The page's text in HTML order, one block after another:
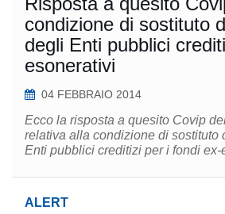
condizione di sostituto di imposta
degli Enti pubblici
esonerativi
04 FEBBRAIO 2014
Ecco la risposta a quesito Covip
relativa alla condizione di sostituto
Enti pubblici creditizi per i fondi ex-
ALERT